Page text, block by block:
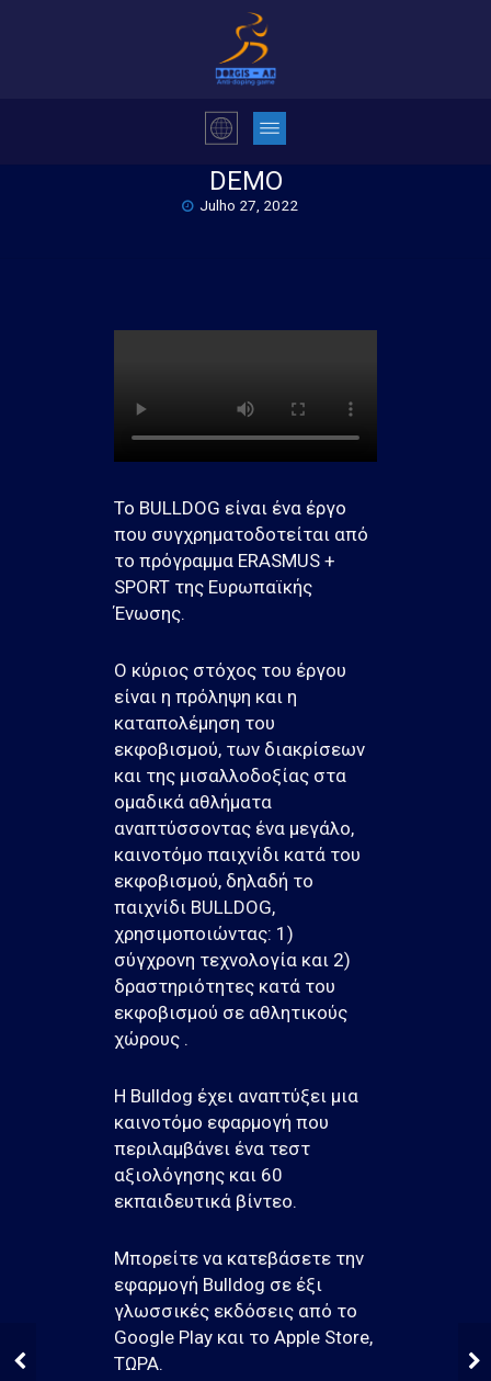
DEMO
Julho 27, 2022
Το BULLDOG είναι ένα έργο
που συγχρηματοδοτείται από
το πρόγραμμα ERASMUS +
SPORT της Ευρωπαϊκής
Ένωσης.
Ο κύριος στόχος του έργου
είναι η πρόληψη και η
καταπολέμηση του
εκφοβισμού, των διακρίσεων
και της μισαλλοδοξίας στα
ομαδικά αθλήματα
αναπτύσσοντας ένα μεγάλο,
καινοτόμο παιχνίδι κατά του
εκφοβισμού, δηλαδή το
παιχνίδι BULLDOG,
χρησιμοποιώντας: 1)
σύγχρονη τεχνολογία και 2)
δραστηριότητες κατά του
εκφοβισμού σε αθλητικούς
χώρους .
Η Bulldog έχει αναπτύξει μια
καινοτόμο εφαρμογή που
περιλαμβάνει ένα τεστ
αξιολόγησης και 60
εκπαιδευτικά βίντεο.
Μπορείτε να κατεβάσετε την
εφαρμογή Bulldog σε έξι
γλωσσικές εκδόσεις από το
Google Play και το Apple Store,
ΤΩΡΑ.